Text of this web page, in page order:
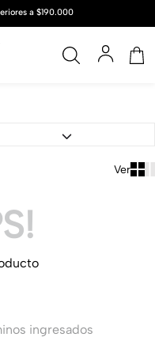
ingresados